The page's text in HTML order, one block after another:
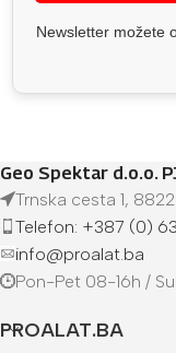
Newsletter možete
Geo Spektar d.o.o.
Trnska cesta 1,
Telefon: +387 (0) 63
info@proalat.ba
Pon-Pet 08-16h /
PROALAT.BA